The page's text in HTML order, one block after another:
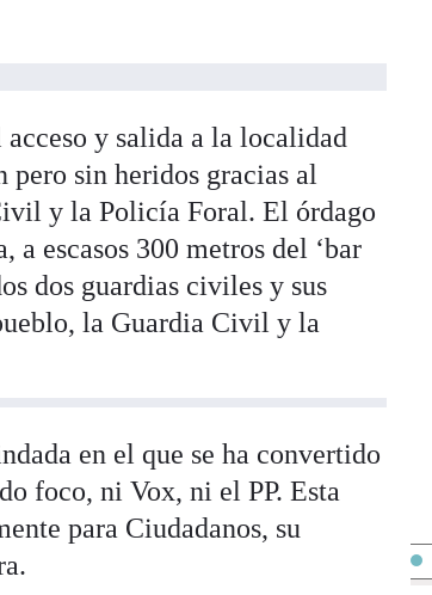
y salida a la localidad
pero sin heridos gracias al
y la Policía Foral. El órdago
escasos 300 metros del ‘bar
dos guardias civiles y sus
la Guardia Civil y la
en el que se ha convertido
foco, ni Vox, ni el PP. Esta
para Ciudadanos, su